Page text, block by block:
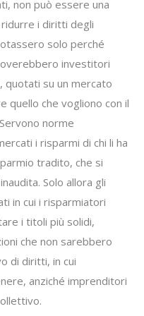
non può essere una
i diritti degli
solo perché
investitori
quotati su un mercato
quello che vogliono con il
norme
i risparmi di chi li ha
tradito, che si
Solo allora gli
in cui i risparmiatori
i titoli più solidi,
che non sarebbero
di diritti, in cui
anziché imprenditori